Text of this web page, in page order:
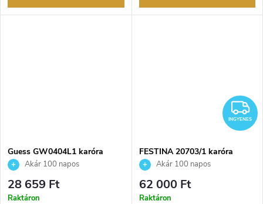
Guess GW0404L1 karóra
Akár 100 napos
visszaküldési lehetőség. Hivatalos
márkakereskedő.
28 659 Ft
Raktáron
INGYENES
FESTINA 20703/1 karóra
Akár 100 napos
visszaküldési lehetőség. Hivatalos
márkakereskedő.
62 000 Ft
Raktáron